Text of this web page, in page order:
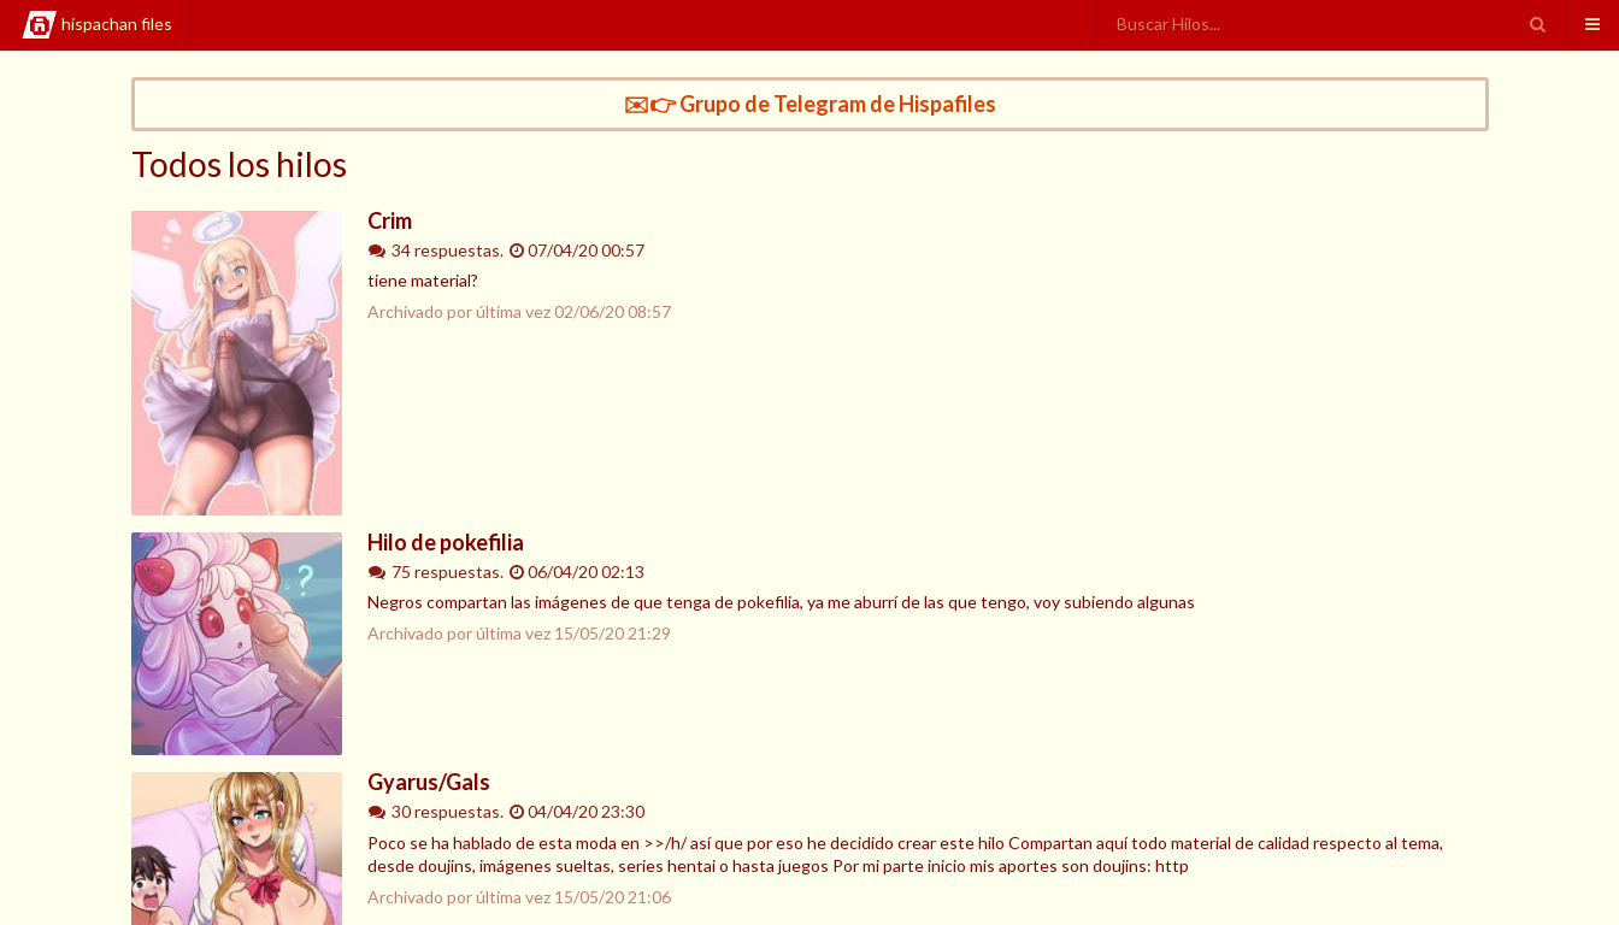
hispachan files
✉️👉 Grupo de Telegram de Hispafiles
Todos los hilos
Crim
34 respuestas.
07/04/20 00:57
tiene material?
Archivado por última vez02/06/20 08:57
Hilo de pokefilia
75 respuestas.
06/04/20 02:13
Negros compartan las imágenes de que tenga de pokefilia, ya me aburrí de las que tengo, voy subiendo algunas
Archivado por última vez 15/05/20 21:29
Gyarus/Gals
30 respuestas.
04/04/20 23:30
Poco se ha hablado de esta moda en >>/h/ así que por eso he decidido crear este hilo Compartan aquí todo material de calidad respecto al tema,
desde doujins, imágenes sueltas, series hentai o hasta juegos Por mi parte inicio mis aportes son doujins: http
Archivado por última vez 15/05/20 21:06